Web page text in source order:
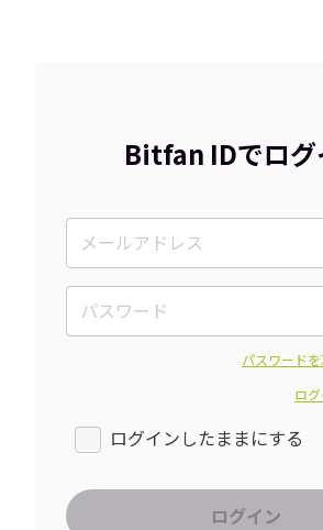
Bitfan IDでログ
パスワード
ロ
ログインしたままにする